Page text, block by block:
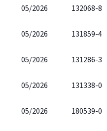
05/2026 132068-8
05/2026 131859-4
05/2026 131286-3
05/2026 131338-0
05/2026 180539-0